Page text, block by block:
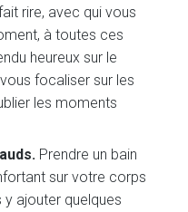
rire, avec qui vous
à toutes ces
heureux sur le
focaliser sur les
les moments
Prendre un bain
sur votre corps
ajouter quelques